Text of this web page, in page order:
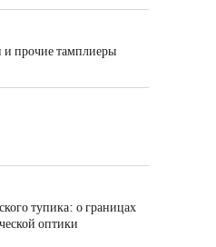
и прочие тамплиеры
тупика: о границах
оптики